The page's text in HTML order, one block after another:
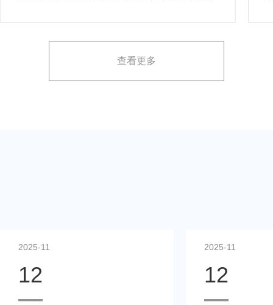
占有率。在策划时间里却遇到这些难题缺乏专业的产品
展示方案，以最大化媒体报道和消费者关注。
查看更多
2025-11
12
2025-11
12